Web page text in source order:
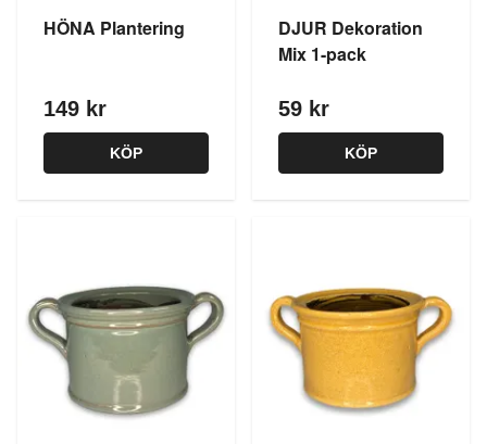
HÖNA Plantering
149 kr
KÖP
DJUR Dekoration
Mix 1-pack
59 kr
KÖP